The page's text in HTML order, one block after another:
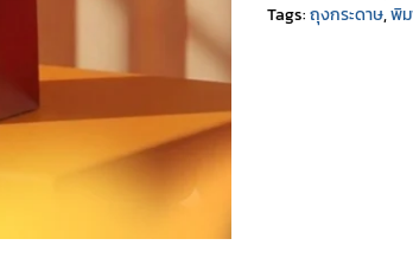
Tags:ถุงกระดาษ,พิ